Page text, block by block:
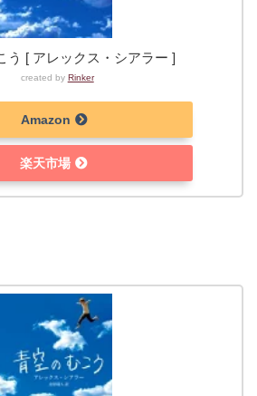
う [ アレックス・シアラー ]
created by Rinker
Amazon
楽天市場